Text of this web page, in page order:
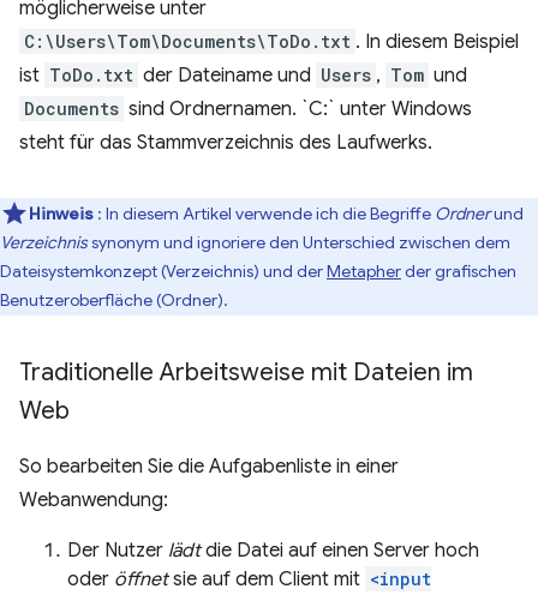
möglicherweise unter
C:\Users\Tom\Documents\ToDo.txt . In diesem Beispiel
ist ToDo.txt der Dateiname und Users , Tom und
Documents sind Ordnernamen. `C:` unter Windows
steht für das Stammverzeichnis des Laufwerks.
Hinweis : In diesem Artikel verwende ich die Begriffe Ordnerund
Verzeichnissynonym und ignoriere den Unterschied zwischen dem
Dateisystemkonzept (Verzeichnis) und derMetapherder grafischen
Benutzeroberfläche (Ordner).
Traditionelle Arbeitsweise mit Dateien im
Web
So bearbeiten Sie die Aufgabenliste in einer
Webanwendung:
Der Nutzer lädtdie Datei auf einen Server hoch
oder öffnetsie auf dem Client mit <input